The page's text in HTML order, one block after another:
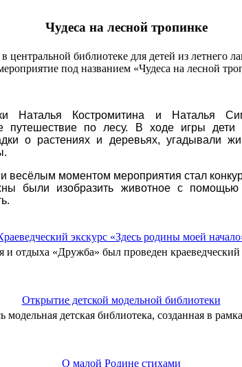
Чудеса на лесной тропинке
центральной библиотеке для детей из летнего
под названием «Чудеса на лесной
Наталья Костромитина и Наталья
путешествие по лесу. В ходе игры дети
о растениях и деревьях, угадывали
весёлым моментом мероприятия стал
были изобразить животное с
экскурс «Здесь родины моей
и отдыха «Дружба» был проведен
Открытие детской модельной библиотеки
детская библиотека, созданная в
О малой Родине стихами